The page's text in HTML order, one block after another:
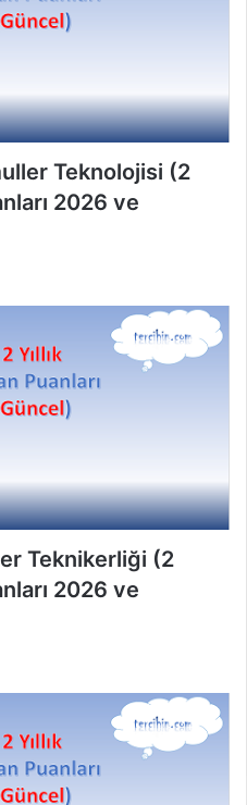
Teknolojisi (2
2026 ve
Teknikerliği (2
2026 ve